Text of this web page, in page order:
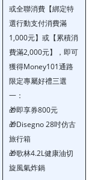
或全聯消費【綁定特
選行動支付消費滿
1,000元】或【累積消
費滿2,000元】，即可
獲得Money101通路
限定專屬好禮三選
一：
🎁即享券800元
🎁Disegno 28吋仿古
旅行箱
🎁歌林4.2L健康油切
旋風氣炸鍋